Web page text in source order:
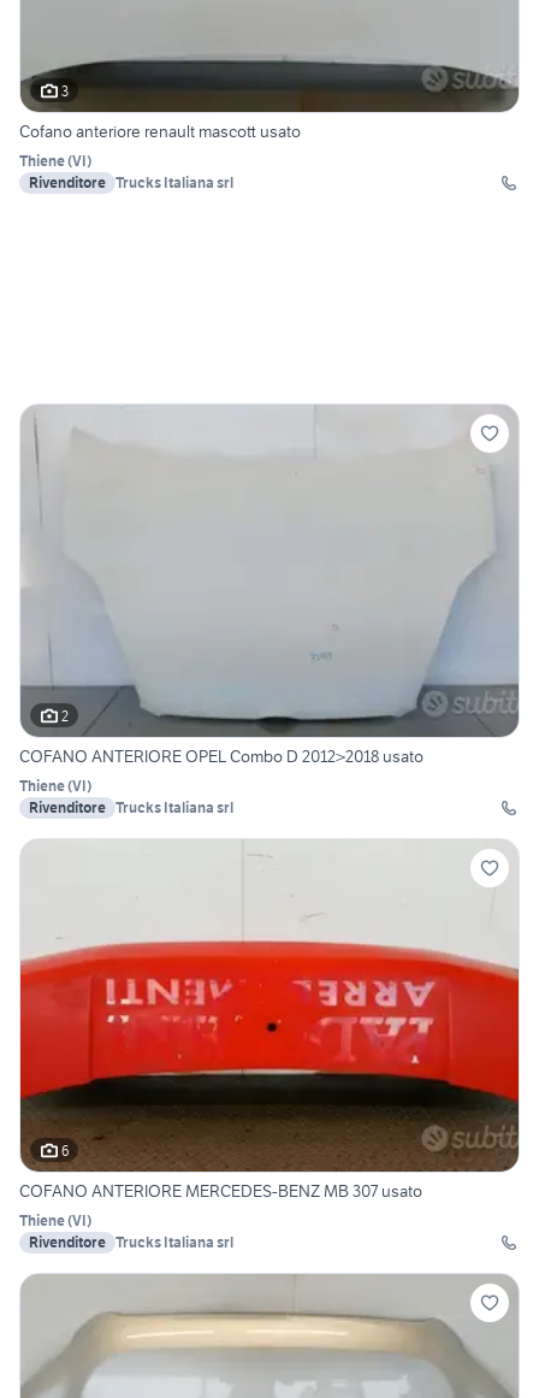
3
Cofano anteriore renault mascott usato
Thiene(VI)
Rivenditore Trucks Italiana srl
2
COFANO ANTERIORE OPEL Combo D 2012>2018 usato
Thiene(VI)
Rivenditore Trucks Italiana srl
6
COFANO ANTERIORE MERCEDES-BENZ MB 307 usato
Thiene(VI)
Rivenditore Trucks Italiana srl